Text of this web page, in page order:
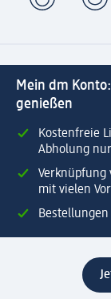
Mein dm
genießen
Kostenfreie
Abholung
Verknüpfung
mit vielen